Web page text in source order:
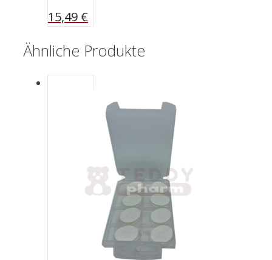
15,49 €
Ähnliche Produkte